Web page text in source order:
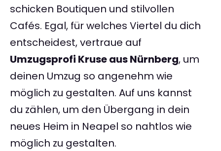
schicken Boutiquen und stilvollen
Cafés. Egal, für welches Viertel du dich
entscheidest, vertraue auf
Umzugsprofi Kruse aus Nürnberg, um
deinen Umzug so angenehm wie
möglich zu gestalten. Auf uns kannst
du zählen, um den Übergang in dein
neues Heim in Neapel so nahtlos wie
möglich zu gestalten.